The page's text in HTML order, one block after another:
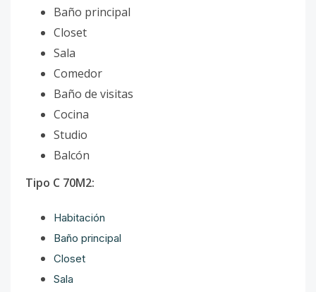
Baño principal
Closet
Sala
Comedor
Baño de visitas
Cocina
Studio
Balcón
Tipo C 70M2:
Habitación
Baño principal
Closet
Sala